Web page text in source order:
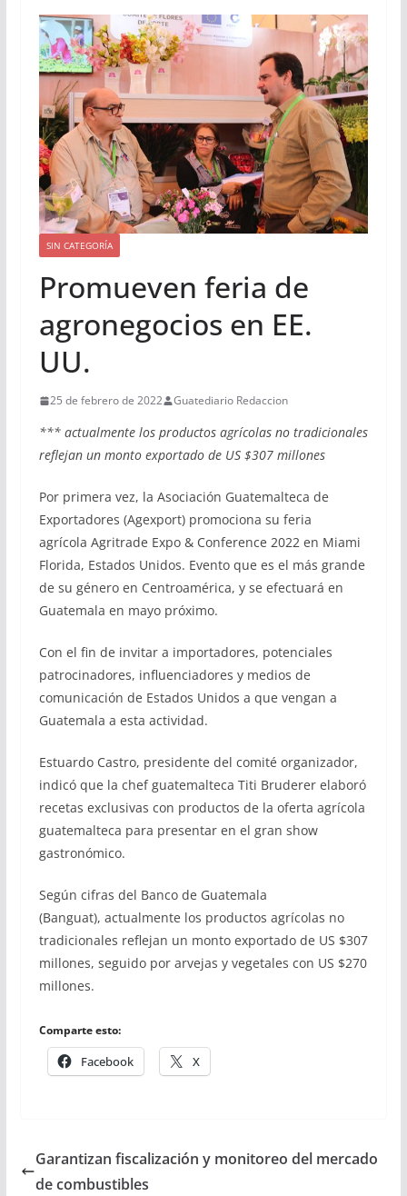
SIN CATEGORÍA
Promueven feria de
agronegocios en EE.
UU.
25 de febrero de 2022 Guatediario Redaccion
*** actualmente los productos agrícolas no tradicionales
reflejan un monto exportado de US $307 millones
Por primera vez, la Asociación Guatemalteca de
Exportadores (Agexport) promociona su feria
agrícola Agritrade Expo & Conference 2022 en Miami
Florida, Estados Unidos. Evento que es el más grande
de su género en Centroamérica, y se efectuará en
Guatemala en mayo próximo.
Con el fin de invitar a importadores, potenciales
patrocinadores, influenciadores y medios de
comunicación de Estados Unidos a que vengan a
Guatemala a esta actividad.
Estuardo Castro, presidente del comité organizador,
indicó que la chef guatemalteca Titi Bruderer elaboró
recetas exclusivas con productos de la oferta agrícola
guatemalteca para presentar en el gran show
gastronómico.
Según cifras del Banco de Guatemala
(Banguat), actualmente los productos agrícolas no
tradicionales reflejan un monto exportado de US $307
millones, seguido por arvejas y vegetales con US $270
millones.
Comparte esto:
Facebook X
Garantizan fiscalización y monitoreo del mercado
de combustibles